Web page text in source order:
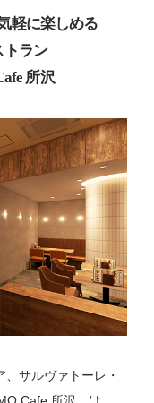
軽に楽しめる
トラン
所沢
サルヴァトーレ・
Cafe 所沢」は、